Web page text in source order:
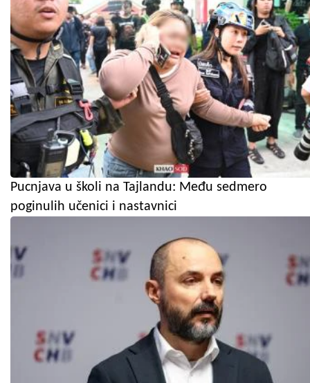
Pucnjava u školi na Tajlandu: Među sedmero
poginulih učenici i nastavnici